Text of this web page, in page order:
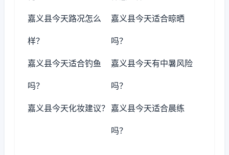
嘉义县今天路况怎么
样？
嘉义县今天适合晾晒
吗？
嘉义县今天适合钓鱼
吗？
嘉义县今天有中暑风险
吗？
嘉义县今天化妆建议？ 嘉义县今天适合晨练
吗？